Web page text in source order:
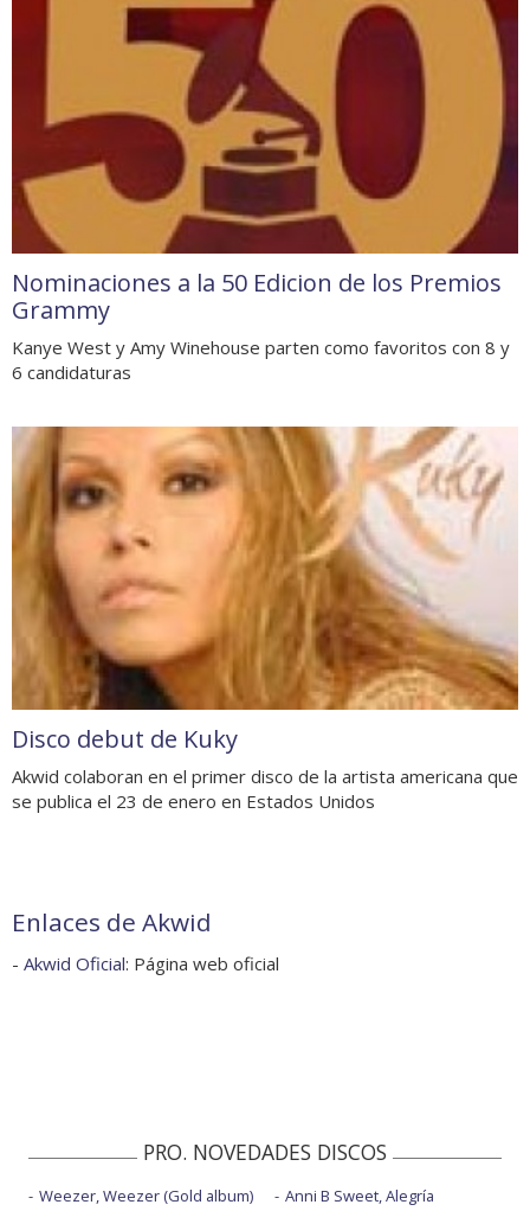
Nominaciones a la 50 Edicion de los Premios
Grammy
Kanye West y Amy Winehouse parten como favoritos con 8 y
6 candidaturas
Disco debut de Kuky
Akwid colaboran en el primer disco de la artista americana que
se publica el 23 de enero en Estados Unidos
Enlaces de Akwid
- Akwid Oficial: Página web oficial
PRO. NOVEDADES DISCOS
Weezer, Weezer (Gold album)
Anni B Sweet, Alegría